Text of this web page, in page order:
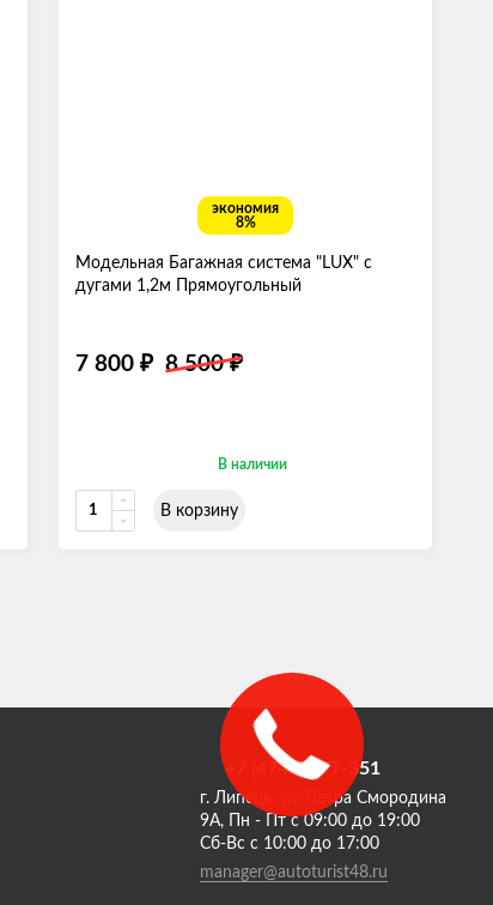
экономия
8%
Модельная Багажная система "LUX" с
дугами 1,2м Прямоугольный
7 800 ₽ 8 500₽
В наличии
В корзину
+7 (4742) 377-351
г. Липецк, ул. Петра Смородина
9А, Пн - Пт с 09:00 до 19:00
Сб-Вс с 10:00 до 17:00
manager@autoturist48.ru